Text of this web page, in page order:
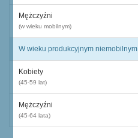
Mężczyźni
(w wieku mobilnym)
W wieku produkcyjnym niemobilnym
Kobiety
(45-59 lat)
Mężczyźni
(45-64 lata)